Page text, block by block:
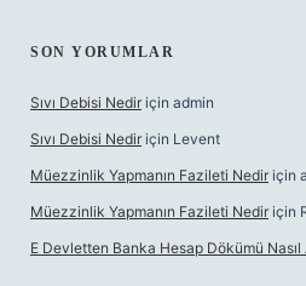
SON YORUMLAR
Sıvı Debisi Nedir için admin
Sıvı Debisi Nedir için Levent
Müezzinlik Yapmanın Fazileti Nedir için
Müezzinlik Yapmanın Fazileti Nedir için
E Devletten Banka Hesap Dökümü Nasıl